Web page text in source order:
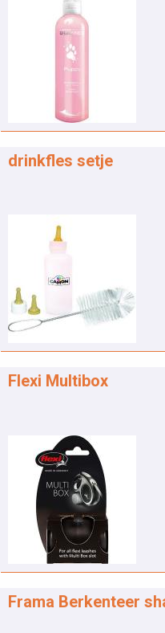
drinkfles setje
Flexi Multibox
Frama Berkenteer